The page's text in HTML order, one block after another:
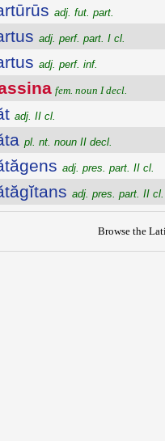
adj. fut. part.
adj. perf. part. I cl.
adj. perf. inf.
fem. noun I decl.
adj. II cl.
pl. nt. noun II decl.
adj. pres. part. II cl.
adj. pres. part. II cl.
Browse the